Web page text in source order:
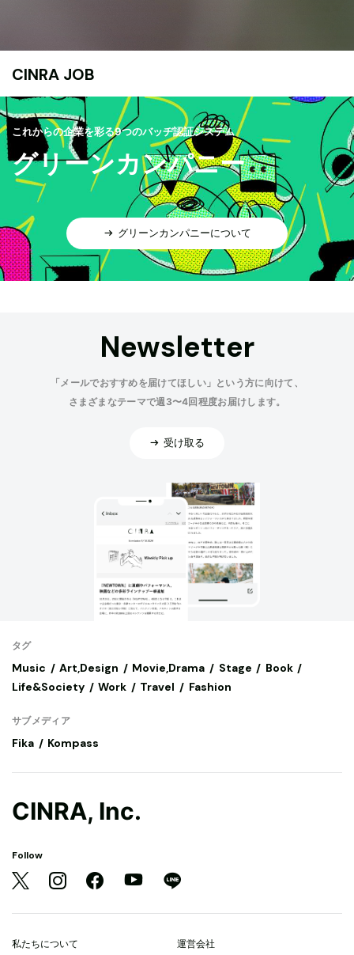
CINRA JOB
これからの企業を彩る9つのバッヂ認証システム
グリーンカンパニー
グリーンカンパニーについて
Newsletter
「メールでおすすめを届けてほしい」という方に向けて、
さまざまなテーマで週3〜4回程度お届けします。
受け取る
タグ
Music Art,Design Movie,Drama Stage
Book
Life&Society
Work Travel Fashion
サブメディア
Fika Kompass
CINRA, Inc.
Follow
私たちについて 運営会社